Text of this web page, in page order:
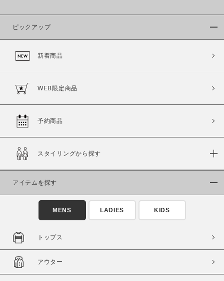
ピックアップ
新着商品
WEB限定商品
予約商品
スタイリングから探す
アイテムを探す
MENS LADIES KIDS
トップス
アウター